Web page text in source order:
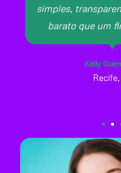
simples,
barato que um
Kelly
Recife,